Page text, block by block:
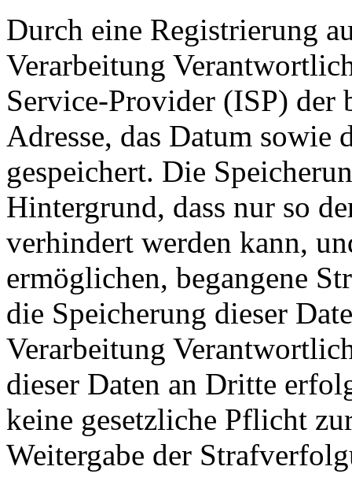
Durch eine Registrierung
Verarbeitung
Service-Provider (ISP) der
Adresse, das Datum
gespeichert. Die
Hintergrund, dass nur so
verhindert werden kann,
ermöglichen, begangene
die Speicherung dieser
Verarbeitung
dieser Daten an Dritte
keine gesetzliche Pflicht
Weitergabe der